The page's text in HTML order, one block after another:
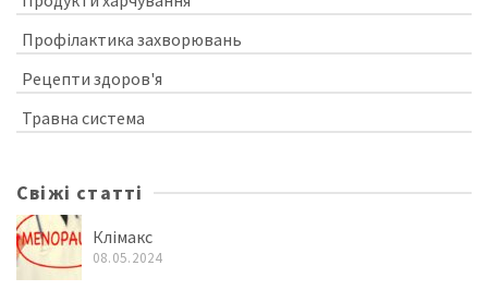
Профілактика захворювань
Рецепти здоров'я
Травна система
Свіжі статті
Клімакс
08.05.2024